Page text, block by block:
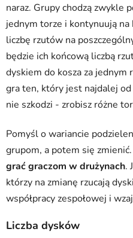
naraz. Grupy chodzą zwykle
jednym torze i kontynuują
liczbę rzutów na
będzie ich końcową liczbą
dyskiem do kosza za jednym
gra ten, który jest najdalej od
nie szkodzi - zrobisz różne
Pomyśl o wariancie
grupom, a potem się
grać graczom w drużynach.
którzy na zmianę rzucają
współpracy zespołowej i
Liczba dysków